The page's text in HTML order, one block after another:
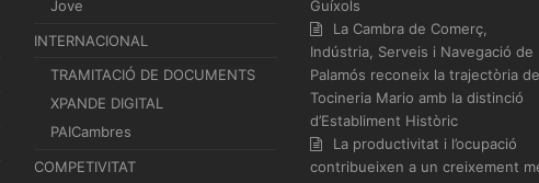
Jove
INTERNACIONAL
TRAMITACIÓ DE DOCUMENTS
XPANDE DIGITAL
PAICambres
COMPETIVITAT
Guíxols
La Cambra de Comerç,
Indústria, Serveis i Navegació de
Palamós reconeix la trajectòria de
Tocineria Mario amb la distinció
d’Establiment Històric
La productivitat i l’ocupació
contribueixen a un creixement